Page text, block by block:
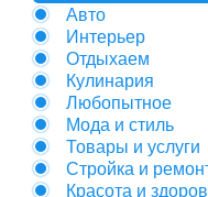
Авто
Интерьер
Отдыхаем
Кулинария
Любопытное
Мода и стиль
Товары и услуги
Стройка и
Красота и